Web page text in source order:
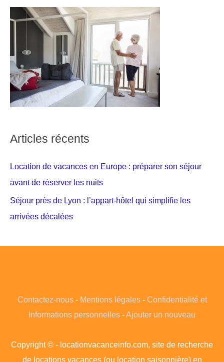
Articles récents
Location de vacances en Europe : préparer son séjour
avant de réserver les nuits
Séjour près de Lyon : l’appart-hôtel qui simplifie les
arrivées décalées
Contactez-nous- Mentions légales- Confidentialité et
Informations personnelles -Ajouter un nouveau
Copyright © - locationvacanceinfo.com, site de recherche
de locations vacances (ou location saisonnière) en